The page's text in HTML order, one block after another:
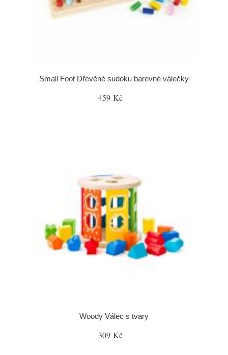
Small Foot Dřevěné sudoku barevné válečky
459 Kč
Woody Válec s tvary
309 Kč